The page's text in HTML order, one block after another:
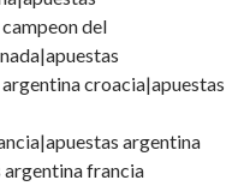
del
croacia|apuestas
argentina
francia